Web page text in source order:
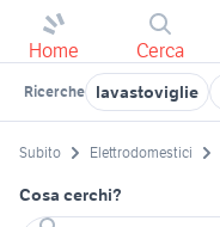
Home Cerca
Ricerche lavastoviglie
Subito Elettrodomestici
Cosa cerchi?